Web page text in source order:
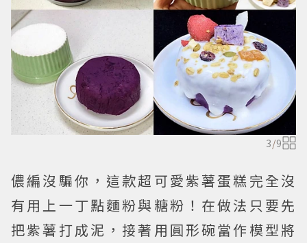
3/9
儂編沒騙你，這款超可愛紫薯蛋糕完全沒
有用上一丁點麵粉與糖粉！在做法只要先
把紫薯打成泥，接著用圓形碗當作模型將